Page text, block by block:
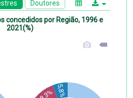
Doutores
concedidos por Região, 1996 e
2021(%)
8,3% 5,8%